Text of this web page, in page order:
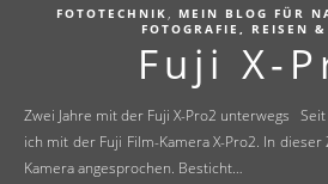
FOTOTECHNIK , MEIN BLOG FÜR
FOTOGRAFIE, REISEN &
Fuji X-
Zwei Jahre mit der Fuji X-Pro2 unterwegs Seit fast zwei Jahren fotografiere
ich mit der Fuji Film-Kamera X-Pro2. In
Kamera angesprochen. Besticht…